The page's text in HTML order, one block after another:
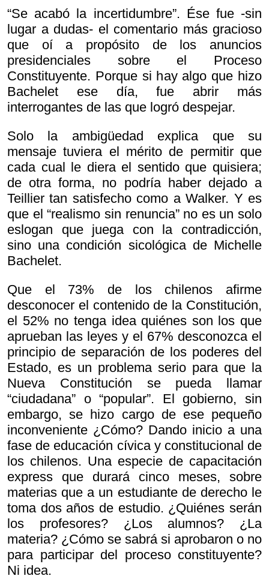
“Se acabó la incertidumbre”. Ése fue -sin
lugar a dudas- el comentario más gracioso
que oí a propósito de los anuncios
presidenciales sobre el Proceso
Constituyente. Porque si hay algo que hizo
Bachelet ese día, fue abrir más
interrogantes de las que logró despejar.
Solo la ambigüedad explica que su
mensaje tuviera el mérito de permitir que
cada cual le diera el sentido que quisiera;
de otra forma, no podría haber dejado a
Teillier tan satisfecho como a Walker. Y es
que el “realismo sin renuncia” no es un solo
eslogan que juega con la contradicción,
sino una condición sicológica de Michelle
Bachelet.
Que el 73% de los chilenos afirme
desconocer el contenido de la Constitución,
el 52% no tenga idea quiénes son los que
aprueban las leyes y el 67% desconozca el
principio de separación de los poderes del
Estado, es un problema serio para que la
Nueva Constitución se pueda llamar
“ciudadana” o “popular”. El gobierno, sin
embargo, se hizo cargo de ese pequeño
inconveniente ¿Cómo? Dando inicio a una
fase de educación cívica y constitucional de
los chilenos. Una especie de capacitación
express que durará cinco meses, sobre
materias que a un estudiante de derecho le
toma dos años de estudio. ¿Quiénes serán
los profesores? ¿Los alumnos? ¿La
materia? ¿Cómo se sabrá si aprobaron o no
para participar del proceso constituyente?
Ni idea.